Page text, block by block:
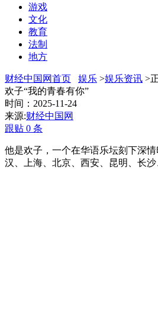
游戏
文化
教育
法制
地方
财经中国网首页 娱乐 >娱乐资讯 >
欢子“我的青春有你”
时间：2025-11-24
来源:财经中国网
跟贴 0 条
他是欢子，一个在华语乐坛刻下深
汉、上海、北京、西安、昆明、长沙